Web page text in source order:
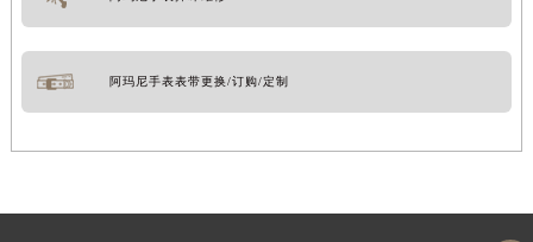
阿玛尼手表表带更换/订购/定制